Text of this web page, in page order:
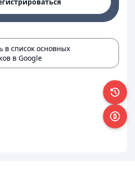
в список основных
в Google